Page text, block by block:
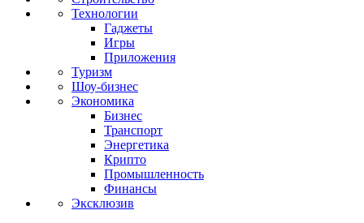
Технологии
Гаджеты
Игры
Приложения
Туризм
Шоу-бизнес
Экономика
Бизнес
Транспорт
Энергетика
Крипто
Промышленность
Финансы
Эксклюзив